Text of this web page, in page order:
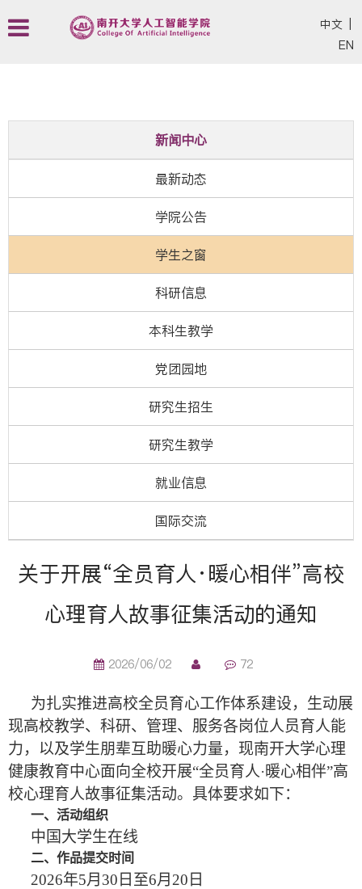
中文
EN
新闻中心
最新动态
学院公告
学生之窗
科研信息
本科生教学
党团园地
研究生招生
研究生教学
就业信息
国际交流
关于开展“全员育人·暖心相伴”高校
心理育人故事征集活动的通知
2026/06/02 72
为扎实推进高校全员育心工作体系建设，生动展
现高校教学、科研、管理、服务各岗位人员育人能
力，以及学生朋辈互助暖心力量，现南开大学心理
健康教育中心面向全校开展“全员育人·暖心相伴”高
校心理育人故事征集活动。具体要求如下：
一、活动组织
中国大学生在线
二、作品提交时间
2026年5月30日至6月 20日